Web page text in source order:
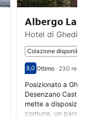
1 a 10 9,4133 recensioni
Albergo La
Hotel di Ghedi
Colazione disponibile
Valutazione degli
8,0
Ottimo - Opinione
Ottimo· 230
Posizionato a
Desenzano
mette a
comune, un